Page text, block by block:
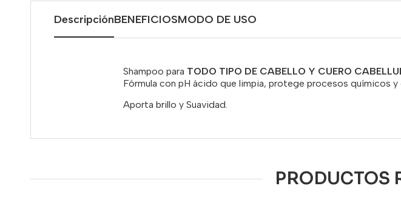
DescripciónBENEFICIOSMODO DE USO
Shampoo para TODO TIPO DE CABELLO Y CUERO
Fórmula con pH ácido que limpia, protege procesos químicos
Aporta brillo y Suavidad.
PRODUCTOS